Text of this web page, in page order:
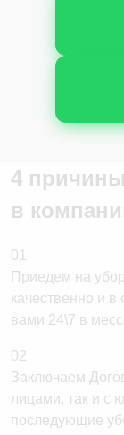
Подъездов
4
в
01
Приедем на
качественно и
вами 24\7 в
02
Заключаем
лицами, так и с
последующие